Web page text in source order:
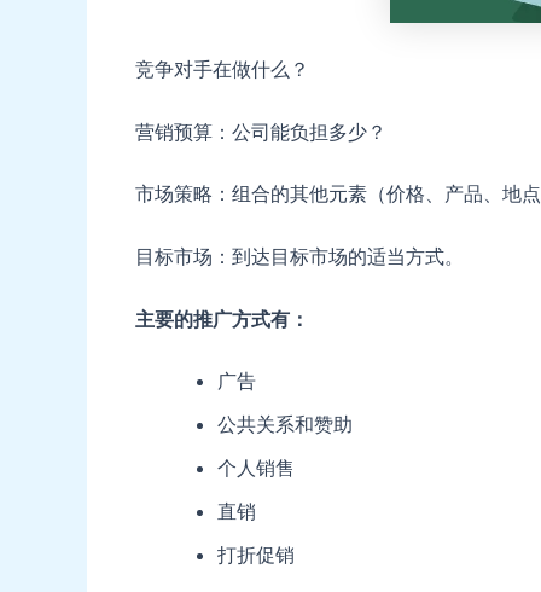
竞争对手在做什么？
营销预算：公司能负担多少？
市场策略：组合的其他元素（价格、产品、地
目标市场：到达目标市场的适当方式。
主要的推广方式有：
广告
公共关系和赞助
个人销售
直销
打折促销